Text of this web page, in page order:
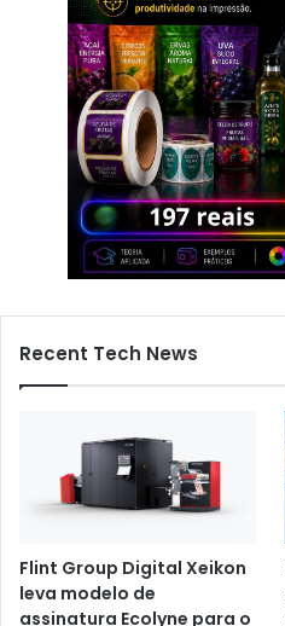
Recent Tech News
Flint Group Digital Xeikon
leva modelo de
assinatura Ecolyne para o